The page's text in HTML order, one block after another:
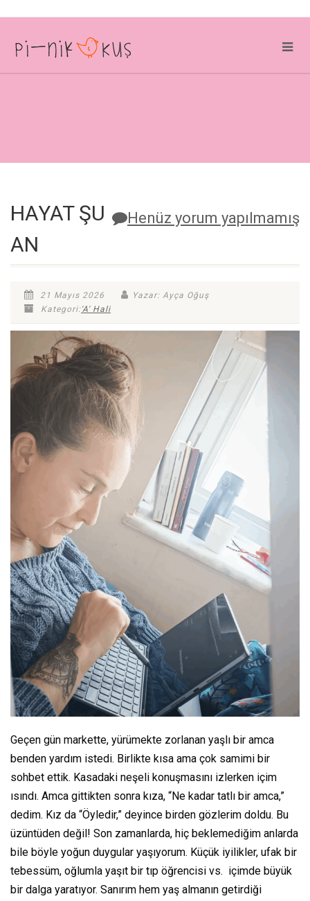
Henüz yorum yapılmamış
HAYAT ŞU
AN
21 Mayıs 2026
Yazar: Ayça Oğuş
Kategori:'A' Hali
Geçen gün markette, yürümekte zorlanan yaşlı bir amca
benden yardım istedi. Birlikte kısa ama çok samimi bir
sohbet ettik. Kasadaki neşeli konuşmasını izlerken içim
ısındı. Amca gittikten sonra kıza, “Ne kadar tatlı bir amca,”
dedim. Kız da “Öyledir,” deyince birden gözlerim doldu. Bu
üzüntüden değil! Son zamanlarda, hiç beklemediğim anlarda
bile böyle yoğun duygular yaşıyorum. Küçük iyilikler, ufak bir
tebessüm, oğlumla yaşıt bir tıp öğrencisi vs. içimde büyük
bir dalga yaratıyor. Sanırım hem yaş almanın getirdiği